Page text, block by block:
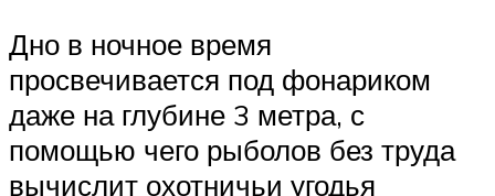
Дно в ночное время
просвечивается под фонариком
даже на глубине 3 метра, с
помощью чего рыболов без труда
вычислит охотничьи угодья